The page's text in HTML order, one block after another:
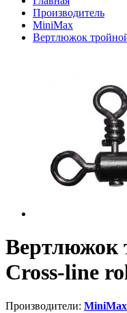
Производитель
MiniMax
Вертлюжок
Вертлюжок
Cross-line
Производители: MiniMax